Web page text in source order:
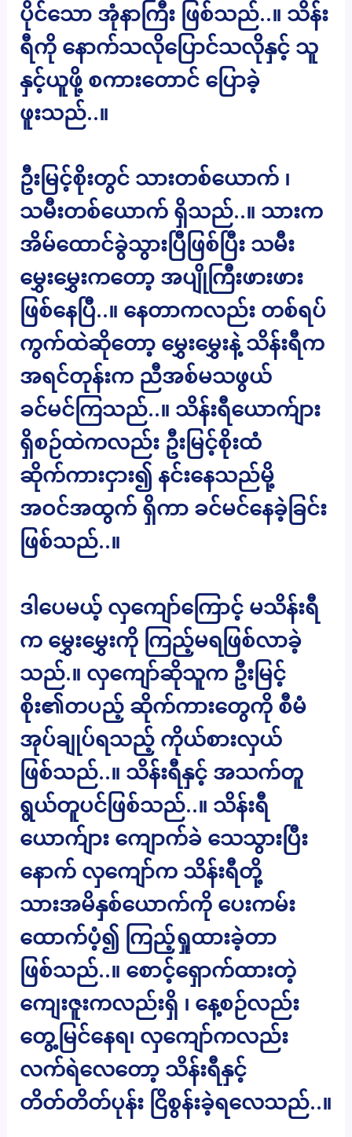
ပိုင်သော အုံနာကြီး ဖြစ်သည်..။ သိန်း
ရီကို နောက်သလိုပြောင်သလိုနှင့် သူ
နှင့်ယူဖို့ စကားတောင် ပြောခဲ့
ဖူးသည်..။
ဦးမြင့်စိုးတွင် သားတစ်ယောက် ၊
သမီးတစ်ယောက် ရှိသည်..။ သားက
အိမ်ထောင်ခွဲသွားပြီဖြစ်ပြီး သမီး
မွှေးမွှေးကတော့ အပျိုကြီးဖားဖား
ဖြစ်နေပြီ..။ နေတာကလည်း တစ်ရပ်
ကွက်ထဲဆိုတော့ မွှေးမွှေးနဲ့ သိန်းရီက
အရင်တုန်းက ညီအစ်မသဖွယ်
ခင်မင်ကြသည်..။ သိန်းရီယောက်ျား
ရှိစဉ်ထဲကလည်း ဦးမြင့်စိုးထံ
ဆိုက်ကားငှား၍ နင်းနေသည်မို့
အဝင်အထွက် ရှိကာ ခင်မင်နေခဲ့ခြင်း
ဖြစ်သည်..။
ဒါပေမယ့် လှကျော်ကြောင့် မသိန်းရီ
က မွှေးမွှေးကို ကြည့်မရဖြစ်လာခဲ့
သည်.။ လှကျော်ဆိုသူက ဦးမြင့်
စိုး၏တပည့် ဆိုက်ကားတွေကို စီမံ
အုပ်ချုပ်ရသည့် ကိုယ်စားလှယ်
ဖြစ်သည်..။ သိန်းရီနှင့် အသက်တူ
ရွယ်တူပင်ဖြစ်သည်..။ သိန်းရီ
ယောက်ျား ကျောက်ခဲ သေသွားပြီး
နောက် လှကျော်က သိန်းရီတို့
သားအမိနှစ်ယောက်ကို ပေးကမ်း
ထောက်ပံ့၍ ကြည့်ရှုထားခဲ့တာ
ဖြစ်သည်..။ စောင့်ရှောက်ထားတဲ့
ကျေးဇူးကလည်းရှိ ၊ နေ့စဉ်လည်း
တွေ့မြင်နေရ၊ လှကျော်ကလည်း
လက်ရဲလေတော့ သိန်းရီနှင့်
တိတ်တိတ်ပုန်း ငြိစွန်းခဲ့ရလေသည်..။